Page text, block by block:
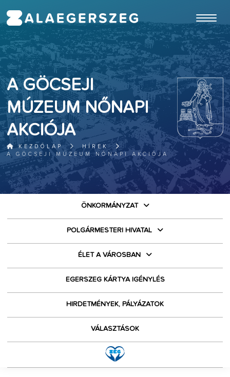
A GÖCSEJI
MÚZEUM NŐNAPI
AKCIÓJA
KEZDŐLAP
HÍREK
A GÖCSEJI MÚZEUM NŐNAPI AKCIÓJA
ÖNKORMÁNYZAT
POLGÁRMESTERI HIVATAL
ÉLET A VÁROSBAN
EGERSZEG KÁRTYA IGÉNYLÉS
HIRDETMÉNYEK, PÁLYÁZATOK
VÁLASZTÁSOK